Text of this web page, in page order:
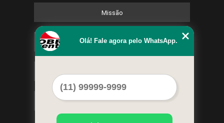
Missão
Serviços
Mapa do site
Olá! Fale agora pelo WhatsApp.